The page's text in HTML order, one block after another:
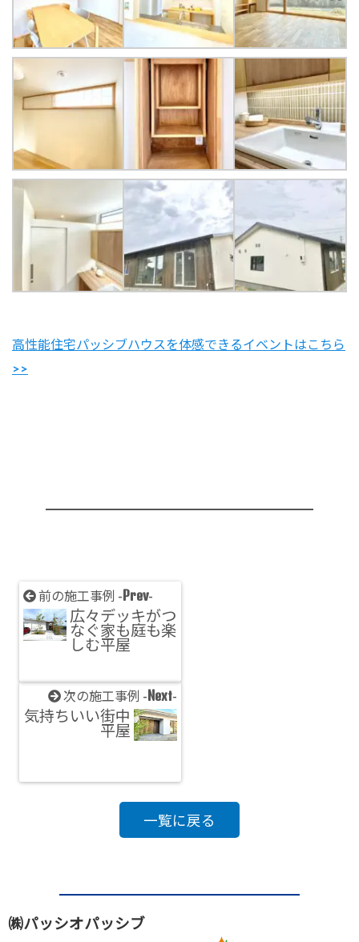
高性能住宅パッシブハウスを体感できるイベントはこちら
>>
前の施工事例 -Prev-
広々デッキがつ
なぐ家も庭も楽
しむ平屋
次の施工事例 -Next-
気持ちいい街中
平屋
一覧に戻る
㈱パッシオパッシブ